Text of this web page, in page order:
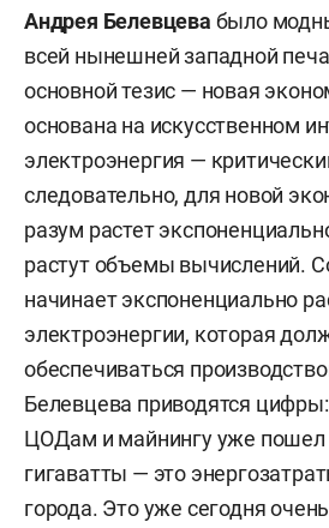
Андрея Белевцева было
всей нынешней западной
основной тезис — новая
основана на искусственном
электроэнергия —
следовательно, для новой
разум растет
растут объемы вычислений.
начинает экспоненциально
электроэнергии, которая
обеспечиваться
Белевцева приводятся
ЦОДам и майнингу уже пошел
гигаватты — это
города. Это уже сегодня